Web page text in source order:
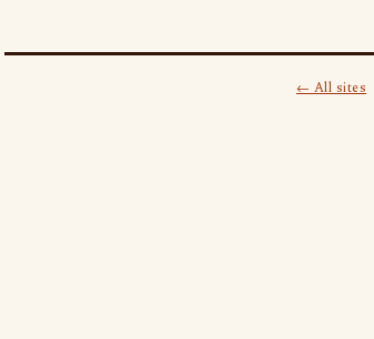
← All sites